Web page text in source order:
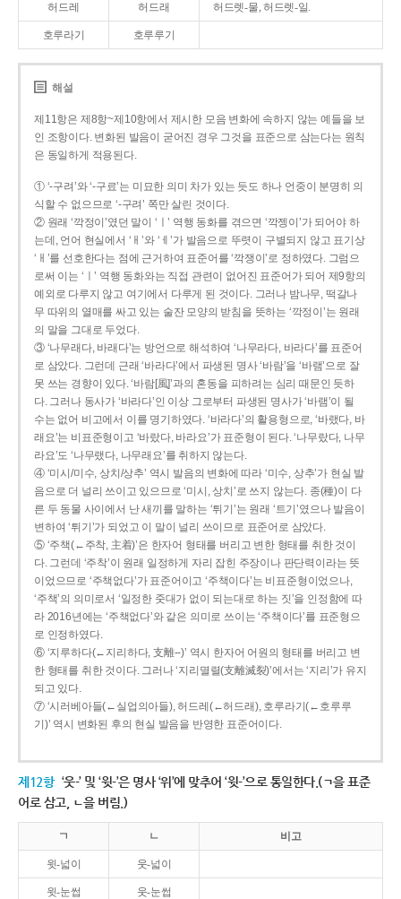
허드레 허드래 허드렛-물, 허드렛-일.
호루라기 호루루기
해설
제11항은 제8항~제10항에서 제시한 모음 변화에 속하지 않는 예들을 보
인 조항이다. 변화된 발음이 굳어진 경우 그것을 표준으로 삼는다는 원칙
은 동일하게 적용된다.
① ‘-구려’와 ‘-구료’는 미묘한 의미 차가 있는 듯도 하나 언중이 분명히 의
식할 수 없으므로 ‘-구려’ 쪽만 살린 것이다.
② 원래 ‘깍정이’였던 말이 ‘ㅣ’ 역행 동화를 겪으면 ‘깍젱이’가 되어야 하
는데, 언어 현실에서 ‘ㅐ’와 ‘ㅔ’가 발음으로 뚜렷이 구별되지 않고 표기상
‘ㅐ’를 선호한다는 점에 근거하여 표준어를 ‘깍쟁이’로 정하였다. 그럼으
로써 이는 ‘ㅣ’ 역행 동화와는 직접 관련이 없어진 표준어가 되어 제9항의
예외로 다루지 않고 여기에서 다루게 된 것이다. 그러나 밤나무, 떡갈나
무 따위의 열매를 싸고 있는 술잔 모양의 받침을 뜻하는 ‘깍정이’는 원래
의 말을 그대로 두었다.
③ ‘나무래다, 바래다’는 방언으로 해석하여 ‘나무라다, 바라다’를 표준어
로 삼았다. 그런데 근래 ‘바라다’에서 파생된 명사 ‘바람’을 ‘바램’으로 잘
못 쓰는 경향이 있다. ‘바람[風]’과의 혼동을 피하려는 심리 때문인 듯하
다. 그러나 동사가 ‘바라다’인 이상 그로부터 파생된 명사가 ‘바램’이 될
수는 없어 비고에서 이를 명기하였다. ‘바라다’의 활용형으로, ‘바랬다, 바
래요’는 비표준형이고 ‘바랐다, 바라요’가 표준형이 된다. ‘나무랐다, 나무
라요’도 ‘나무랬다, 나무래요’를 취하지 않는다.
④ ‘미시/미수, 상치/상추’ 역시 발음의 변화에 따라 ‘미수, 상추’가 현실 발
음으로 더 널리 쓰이고 있으므로 ‘미시, 상치’로 쓰지 않는다. 종(種)이 다
른 두 동물 사이에서 난 새끼를 말하는 ‘튀기’는 원래 ‘트기’였으나 발음이
변하여 ‘튀기’가 되었고 이 말이 널리 쓰이므로 표준어로 삼았다.
⑤ ‘주책(←주착, 主着)’은 한자어 형태를 버리고 변한 형태를 취한 것이
다. 그런데 ‘주착’이 원래 일정하게 자리 잡힌 주장이나 판단력이라는 뜻
이었으므로 ‘주책없다’가 표준어이고 ‘주책이다’는 비표준형이었으나,
‘주책’의 의미로서 ‘일정한 줏대가 없이 되는대로 하는 짓’을 인정함에 따
라 2016년에는 ‘주책없다’와 같은 의미로 쓰이는 ‘주책이다’를 표준형으
로 인정하였다.
⑥ ‘지루하다(←지리하다, 支離--)’ 역시 한자어 어원의 형태를 버리고 변
한 형태를 취한 것이다. 그러나 ‘지리멸렬(支離滅裂)’에서는 ‘지리’가 유지
되고 있다.
⑦ ‘시러베아들(←실업의아들), 허드레(←허드래), 호루라기(←호루루
기)’ 역시 변화된 후의 현실 발음을 반영한 표준어이다.
제12항 ‘웃-’ 및 ‘윗-’은 명사 ‘위’에 맞추어 ‘윗-’으로 통일한다.(ㄱ을 표준
어로 삼고, ㄴ을 버림.)
ㄱ ㄴ 비고
윗-넓이 웃-넓이
윗-눈썹 웃-눈썹